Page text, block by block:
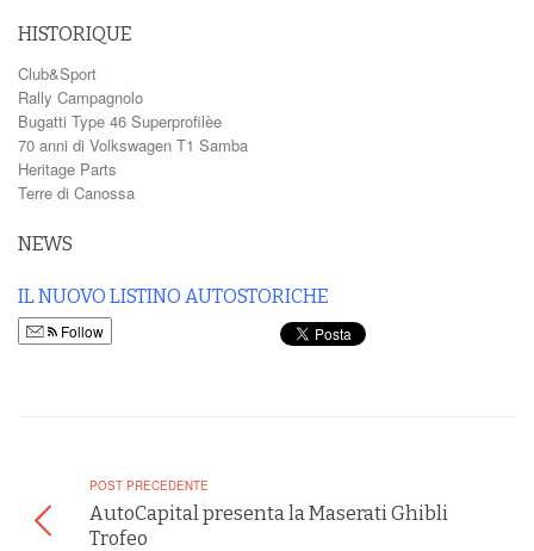
HISTORIQUE
Club&Sport
Rally Campagnolo
Bugatti Type 46 Superprofilèe
70 anni di Volkswagen T1 Samba
Heritage Parts
Terre di Canossa
NEWS
IL NUOVO LISTINO AUTOSTORICHE
Follow
POST PRECEDENTE
AutoCapital presenta la Maserati Ghibli
Trofeo